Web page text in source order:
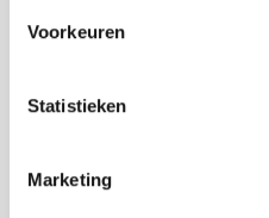
Voorkeuren
Statistieken
Marketing
Workshop